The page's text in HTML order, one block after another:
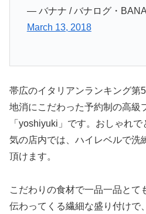
— バナナ / バナログ・
March 13, 2018
帯広のイタリアンランキング第
地消にこだわった予約制の高級
「yoshiyuki」です。おしゃれ
気の店内では、ハイレベルで洗
頂けます。
こだわりの食材で一品一品とて
伝わってくる繊細な盛り付けで